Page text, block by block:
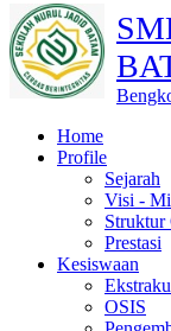
Home
Profile
Sejarah
Visi -
Struktur
Prestasi
Kesiswaan
OSIS